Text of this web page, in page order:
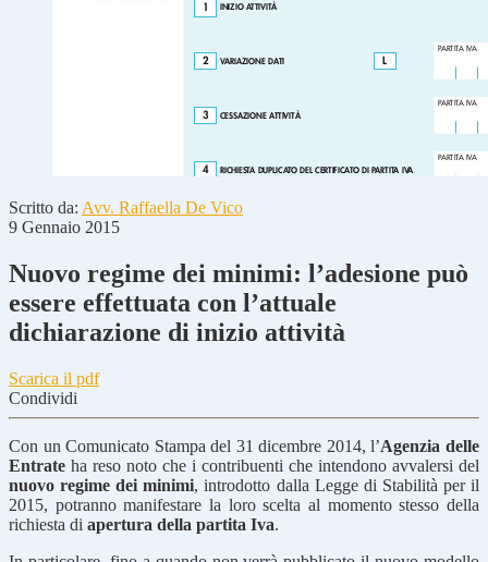
Scritto da: Avv. Raffaella De Vico
9 Gennaio 2015
Nuovo regime dei minimi: l’adesione può
essere effettuata con l’attuale
dichiarazione di inizio attività
Scarica il pdf
Condividi
Con un Comunicato Stampa del 31 dicembre 2014, l’Agenzia delle
Entrate ha reso noto che i contribuenti che intendono avvalersi del
nuovo regime dei minimi, introdotto dalla Legge di Stabilità per il
2015, potranno manifestare la loro scelta al momento stesso della
richiesta di apertura della partita Iva.